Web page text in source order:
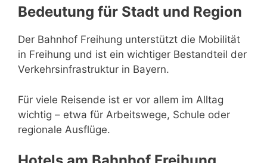
Bedeutung für Stadt und Region
Der Bahnhof Freihung unterstützt die Mobilität
in Freihung und ist ein wichtiger Bestandteil der
Verkehrsinfrastruktur in Bayern.
Für viele Reisende ist er vor allem im Alltag
wichtig – etwa für Arbeitswege, Schule oder
regionale Ausflüge.